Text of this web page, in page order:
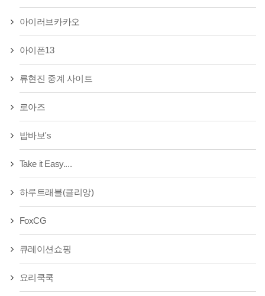
아이러브카카오
아이폰13
류현진 중계 사이트
로아즈
밥바보's
Take it Easy....
하루트래블(클리앙)
FoxCG
큐레이션쇼핑
요리쿡쿡